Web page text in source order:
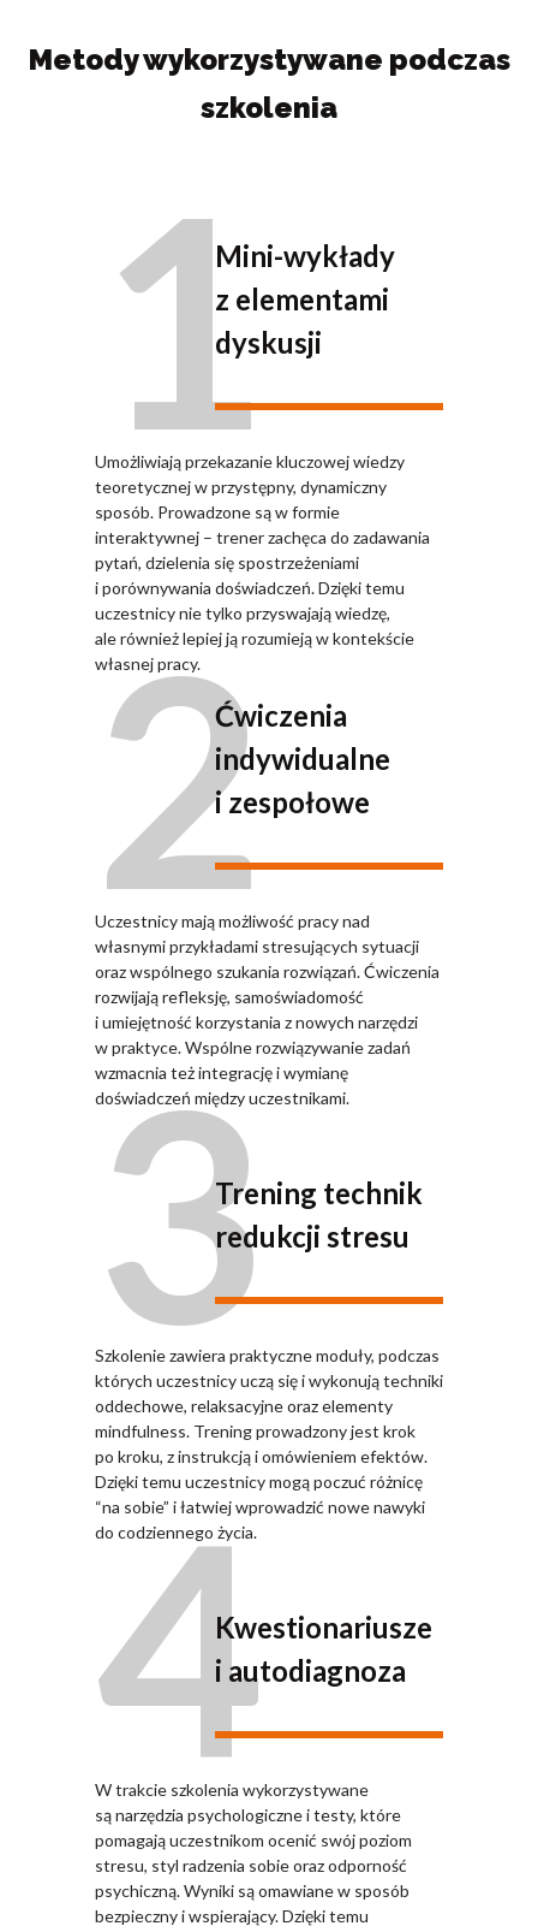
Metody wykorzystywane podczas
szkolenia
1Mini-wykłady
z elementami
dyskusji
Umożliwiają przekazanie kluczowej wiedzy
teoretycznej w przystępny, dynamiczny
sposób. Prowadzone są w formie
interaktywnej – trener zachęca do zadawania
pytań, dzielenia się spostrzeżeniami
i porównywania doświadczeń. Dzięki temu
uczestnicy nie tylko przyswajają wiedzę,
ale również lepiej ją rozumieją w kontekście
własnej pracy.
2Ćwiczenia
indywidualne
i zespołowe
Uczestnicy mają możliwość pracy nad
własnymi przykładami stresujących sytuacji
oraz wspólnego szukania rozwiązań. Ćwiczenia
rozwijają refleksję, samoświadomość
i umiejętność korzystania z nowych narzędzi
w praktyce. Wspólne rozwiązywanie zadań
wzmacnia też integrację i wymianę
doświadczeń między uczestnikami.
3Trening technik
redukcji stresu
Szkolenie zawiera praktyczne moduły, podczas
których uczestnicy uczą się i wykonują techniki
oddechowe, relaksacyjne oraz elementy
mindfulness. Trening prowadzony jest krok
po kroku, z instrukcją i omówieniem efektów.
Dzięki temu uczestnicy mogą poczuć różnicę
“na sobie” i łatwiej wprowadzić nowe nawyki
do codziennego życia.
4Kwestionariusze
i autodiagnoza
W trakcie szkolenia wykorzystywane
są narzędzia psychologiczne i testy, które
pomagają uczestnikom ocenić swój poziom
stresu, styl radzenia sobie oraz odporność
psychiczną. Wyniki są omawiane w sposób
bezpieczny i wspierający. Dzięki temu